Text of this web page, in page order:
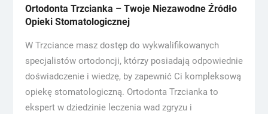
Ortodonta Trzcianka – Twoje Niezawodne Źródło
Opieki Stomatologicznej
W Trzciance masz dostęp do wykwalifikowanych
specjalistów ortodoncji, którzy posiadają odpowiednie
doświadczenie i wiedzę, by zapewnić Ci kompleksową
opiekę stomatologiczną. Ortodonta Trzcianka to
ekspert w dziedzinie leczenia wad zgryzu i